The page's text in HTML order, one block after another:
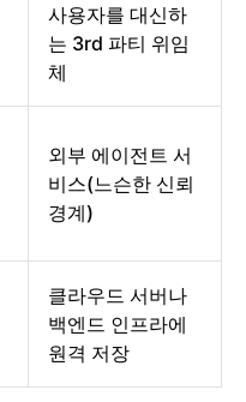
사용자를 대신하
는 3rd 파티 위임
체
외부 에이전트 서
비스(느슨한 신뢰
경계)
클라우드 서버나
백엔드 인프라에
원격 저장